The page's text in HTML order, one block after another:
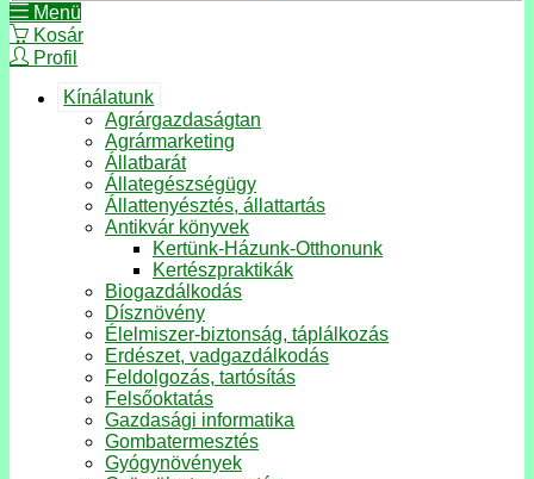
Menü
Kosár
Profil
Kínálatunk
Agrárgazdaságtan
Agrármarketing
Állatbarát
Állategészségügy
Állattenyésztés, állattartás
Antikvár könyvek
Kertünk-Házunk-Otthonunk
Kertészpraktikák
Biogazdálkodás
Dísznövény
Élelmiszer-biztonság, táplálkozás
Erdészet, vadgazdálkodás
Feldolgozás, tartósítás
Felsőoktatás
Gazdasági informatika
Gombatermesztés
Gyógynövények